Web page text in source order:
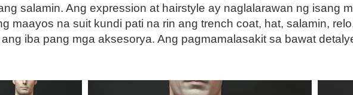
salamin. Ang expression at hairstyle ay naglalarawan ng isang
maayos na suit kundi pati na rin ang trench coat, hat, salamin,
iba pang mga aksesorya. Ang pagmamalasakit sa bawat